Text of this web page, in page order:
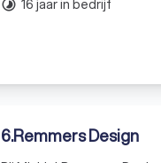
timelapse 16 jaar in bedrijf
6.Remmers Design